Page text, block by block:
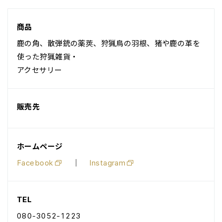
商品
鹿の角、散弾銃の薬莢、狩猟鳥の羽根、猪や鹿の革を
使った狩猟雑貨・
アクセサリー
販売先
ホームページ
Facebook
｜ Instagram
TEL
080-3052-1223